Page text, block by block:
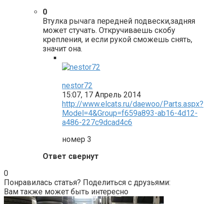
0
Втулка рычага передней подвески,задняя
может стучать. Откручиваешь скобу
крепления, и если рукой сможешь снять,
значит она.
nestor72
15:07, 17 Апрель 2014
http://www.elcats.ru/daewoo/Parts.aspx?
Model=4&Group=f659a893-ab16-4d12-
a486-227c9dcad4c6
номер 3
Ответ свернут
0
Понравилась статья? Поделиться с друзьями:
Вам также может быть интересно